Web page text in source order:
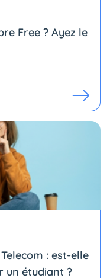
Free ? Ayez le
: est-elle
un étudiant ?